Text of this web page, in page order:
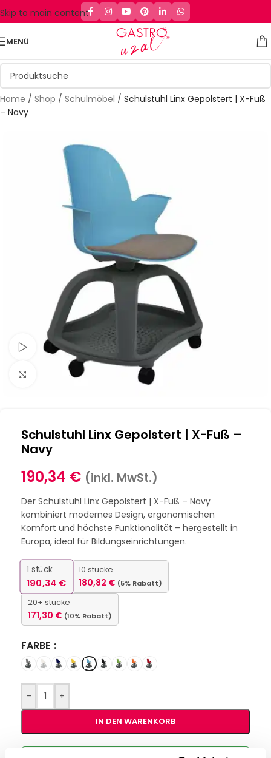
Skip to main content
MENÜ
Home / Shop / Schulmöbel / Schulstuhl Linx Gepolstert | X-Fuß
– Navy
Schau Video
Klick zum Vergrößern
Schulstuhl Linx Gepolstert | X-Fuß –
Navy
190,34 € (inkl. MwSt.)
Der Schulstuhl Linx Gepolstert | X-Fuß – Navy
kombiniert modernes Design, ergonomischen
Komfort und höchste Funktionalität – hergestellt in
Europa, ideal für Bildungseinrichtungen.
1 stück
190,34 €
10 stücke
180,82 € (5% Rabatt)
20+ stücke
171,30 € (10% Rabatt)
FARBE
- +
IN DEN WARENKORB